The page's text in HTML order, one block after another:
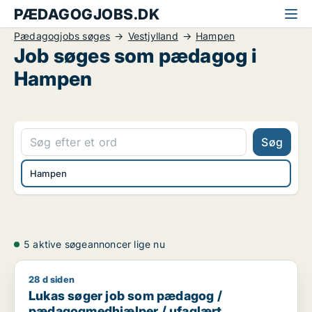
PÆDAGOGJOBS.DK
Pædagogjobs søges Vestjylland Hampen
Job søges som pædagog i
Hampen
Søg
Hampen
5 aktive søgeannoncer lige nu
Lukas søger job som pædagog / pædagogmedhjælper /
28 d siden
Lukas søger job som pædagog /